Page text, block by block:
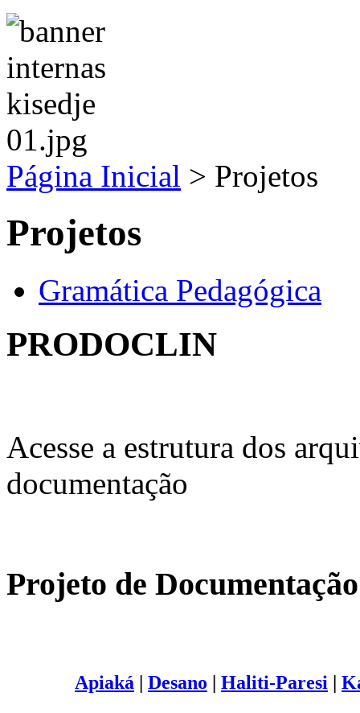
Página Inicial > Projetos
Projetos
Gramática Pedagógica
PRODOCLIN
Acesse a estrutura dos
documentação
Projeto de
Apiaká | Desano | Haliti-Paresi |